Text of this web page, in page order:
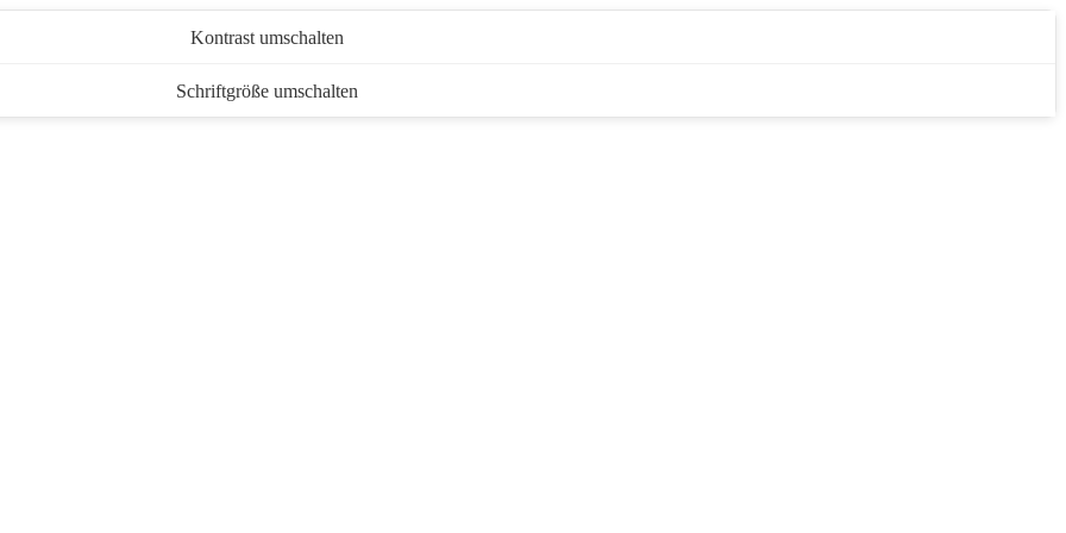
Kontrast umschalten
Schriftgröße umschalten